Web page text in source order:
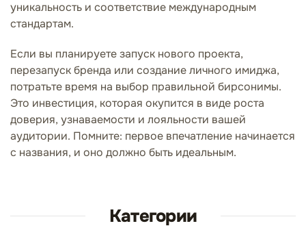
уникальность и соответствие международным
стандартам.
Если вы планируете запуск нового проекта,
перезапуск бренда или создание личного имиджа,
потратьте время на выбор правильной бирсонимы.
Это инвестиция, которая окупится в виде роста
доверия, узнаваемости и лояльности вашей
аудитории. Помните: первое впечатление начинается
с названия, и оно должно быть идеальным.
Категории